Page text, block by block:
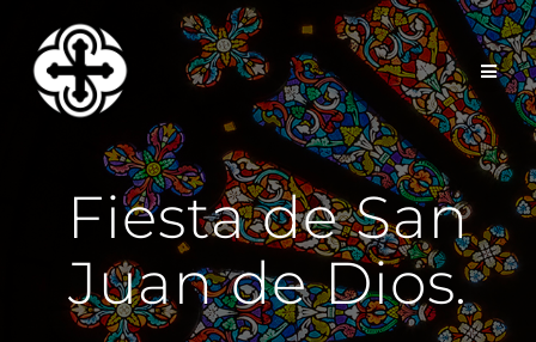
contenido
Fiesta de San
Juan de Dios.